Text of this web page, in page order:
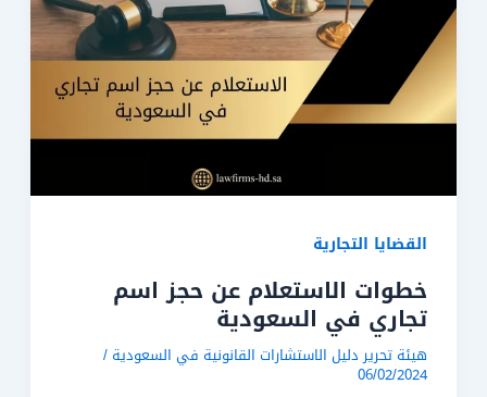
القضايا التجارية
خطوات الاستعلام عن حجز اسم
تجاري في السعودية
هيئة تحرير دليل الاستشارات القانونية في السعودية /
06/02/2024